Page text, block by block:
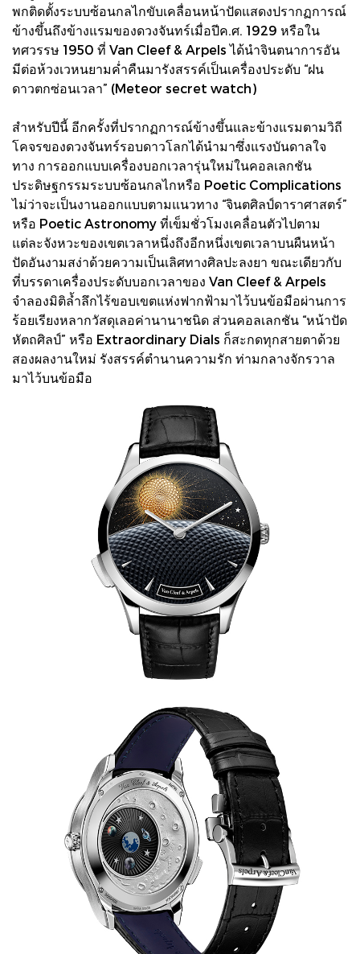
พกติดตั้งระบบซ้อนกลไกขับเคลื่อนหน้าปัดแสดงปรากฏการณ์
ข้างขึ้นถึงข้างแรมของดวงจันทร์เมื่อปีค.ศ. 1929 หรือใน
ทศวรรษ 1950 ที่ Van Cleef & Arpels ได้นำจินตนาการอัน
มีต่อห้วงเวหนยามค่ำคืนมารังสรรค์เป็นเครื่องประดับ “ฝน
ดาวตกซ่อนเวลา” (Meteor secret watch)
สำหรับปีนี้ อีกครั้งที่ปรากฏการณ์ข้างขึ้นและข้างแรมตามวิถี
โคจรของดวงจันทร์รอบดาวโลกได้นำมาซึ่งแรงบันดาลใจ
ทาง การออกแบบเครื่องบอกเวลารุ่นใหม่ในคอลเลกชัน
ประดิษฐกรรมระบบซ้อนกลไกหรือ Poetic Complications
ไม่ว่าจะเป็นงานออกแบบตามแนวทาง “จินตศิลป์ดาราศาสตร์”
หรือ Poetic Astronomy ที่เข็มชั่วโมงเคลื่อนตัวไปตาม
แต่ละจังหวะของเขตเวลาหนึ่งถึงอีกหนึ่งเขตเวลาบนผืนหน้า
ปัดอันงามสง่าด้วยความเป็นเลิศทางศิลปะลงยา ขณะเดียวกับ
ที่บรรดาเครื่องประดับบอกเวลาของ Van Cleef & Arpels
จำลองมิติล้ำลึกไร้ขอบเขตแห่งฟากฟ้ามาไว้บนข้อมือผ่านการ
ร้อยเรียงหลากวัสดุเลอค่านานาชนิด ส่วนคอลเลกชัน “หน้าปัด
หัตถศิลป์” หรือ Extraordinary Dials ก็สะกดทุกสายตาด้วย
สองผลงานใหม่ รังสรรค์ตำนานความรัก ท่ามกลางจักรวาล
มาไว้บนข้อมือ